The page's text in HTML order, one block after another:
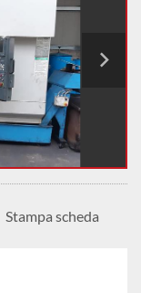
Stampa scheda